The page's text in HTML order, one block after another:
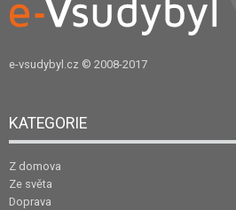
e-vsudybyl.cz © 2008-2017
KATEGORIE
Z domova
Ze světa
Doprava